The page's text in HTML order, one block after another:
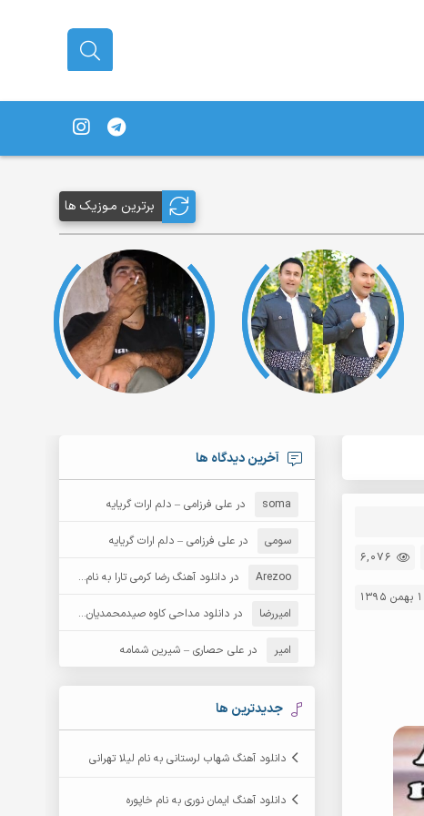
برترین مـوزیک ها
6,076
1 بهمن 1395
آخرین دیدگاه ها
soma درعلی فرزامی – دلم ارات گریایه
سومی درعلی فرزامی – دلم ارات گریایه
Arezoo دردانلود آهنگ رضا کرمی تارا به نام قمار
امیررضا دردانلود مداحی کاوه صیدمحمدیان به نام سردار باوفا
امیر درعلی حصاری – شیرین شمامه
جدیدترین ها
دانلود آهنگ شهاب لرستانی به نام لیلا تهرانی
دانلود آهنگ ایمان نوری به نام خاپوره